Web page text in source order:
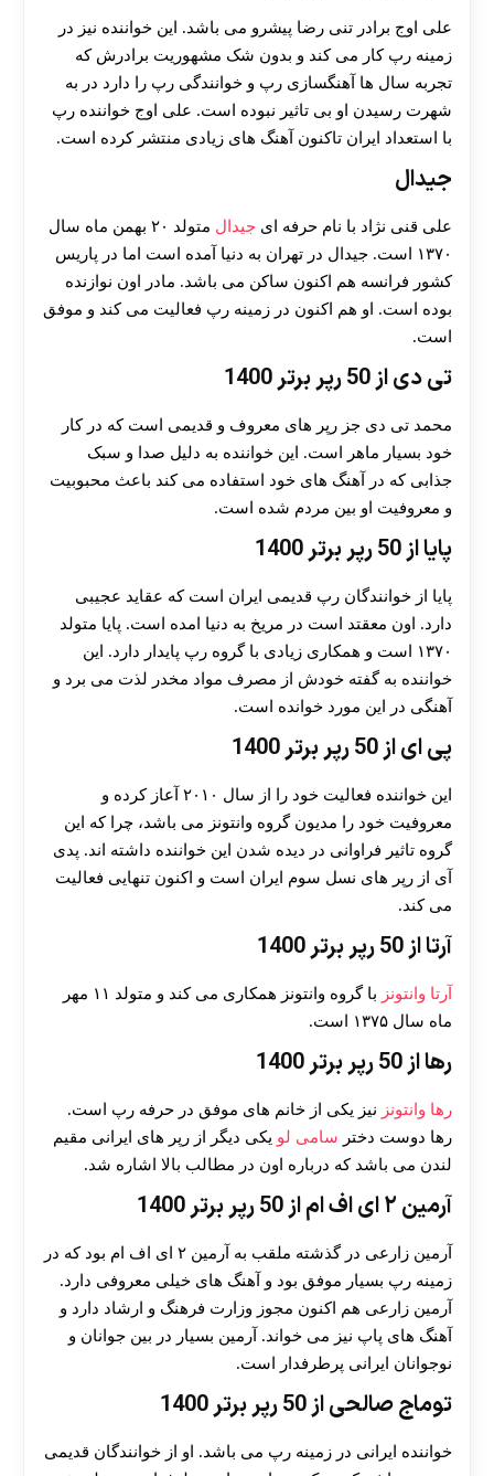
علی اوج برادر تنی رضا پیشرو می باشد. این خواننده نیز در
زمینه رپ کار می کند و بدون شک مشهوریت برادرش که
تجربه سال ها آهنگسازی رپ و خوانندگی رپ را دارد در به
شهرت رسیدن او بی تاثیر نبوده است. علی اوج خواننده رپ
با استعداد ایران تاکنون آهنگ های زیادی منتشر کرده است.
جیدال
علی قنی نژاد با نام حرفه ای جیدال
متولد ۲۰ بهمن ماه سال
۱۳۷۰ است. جیدال در تهران به دنیا آمده است اما در پاریس
کشور فرانسه هم اکنون ساکن می باشد. مادر اون نوازنده
بوده است. او هم اکنون در زمینه رپ فعالیت می کند و موفق
است.
تی دی از 50 رپر برتر 1400
محمد تی دی جز رپر های معروف و قدیمی است که در کار
خود بسیار ماهر است. این خواننده به دلیل صدا و سبک
جذابی که در آهنگ های خود استفاده می کند باعث محبوبیت
و معروفیت او بین مردم شده است.
پایا از 50 رپر برتر 1400
پایا از خوانندگان رپ قدیمی ایران است که عقاید عجیبی
دارد. اون معقتد است در مریخ به دنیا امده است. پایا متولد
۱۳۷۰ است و همکاری زیادی با گروه رپ پایدار دارد. این
خواننده به گفته خودش از مصرف مواد مخدر لذت می برد و
آهنگی در این مورد خوانده است.
پی ای از 50 رپر برتر 1400
این خواننده فعالیت خود را از سال ۲۰۱۰ آعاز کرده و
معروفیت خود را مدیون گروه وانتونز می باشد، چرا که این
گروه تاثیر فراوانی در دیده شدن این خواننده داشته اند. پدی
آی از رپر های نسل سوم ایران است و اکنون تنهایی فعالیت
می کند.
آرتا از 50 رپر برتر 1400
آرتا وانتونز
با گروه وانتونز همکاری می کند و متولد ۱۱ مهر
ماه سال ۱۳۷۵ است.
رها از 50 رپر برتر 1400
رها وانتونز نیز یکی از خانم های موفق در حرفه رپ است.
رها دوست دختر سامی لو یکی دیگر از رپر های ایرانی مقیم
لندن می باشد که درباره اون در مطالب بالا اشاره شد.
آرمین ۲ ای اف ام از 50 رپر برتر 1400
آرمین زارعی در گذشته ملقب به آرمین ۲ ای اف ام بود که در
زمینه رپ بسیار موفق بود و آهنگ های خیلی معروفی دارد.
آرمین زارعی هم اکنون مجوز وزارت فرهنگ و ارشاد دارد و
آهنگ های پاپ نیز می خواند. آرمین بسیار در بین جوانان و
نوجوانان ایرانی پرطرفدار است.
توماج صالحی از 50 رپر برتر 1400
خواننده ایرانی در زمینه رپ می باشد. او از خوانندگان قدیمی